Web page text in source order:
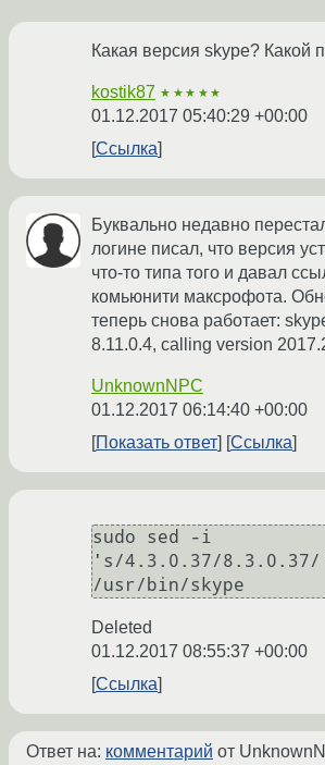
Какая версия skype? Какой
kostik87 ★★★★★
01.12.2017 05:40:29 +00:00
Ссылка
Буквально недавно
логине писал, что версия
что-то типа того и давал
комьюнити максрофота.
теперь снова работает:
8.11.0.4, calling version
UnknownNPC
01.12.2017 06:14:40 +00:00
Показать ответ
Ссылка
sudo sed -i
's/4.3.0.37/
/usr/bin/skype
Deleted
01.12.2017 08:55:37 +00:00
Ссылка
Ответ на: комментарий от